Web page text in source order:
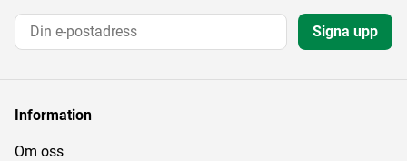
Signa upp
Information
Om oss